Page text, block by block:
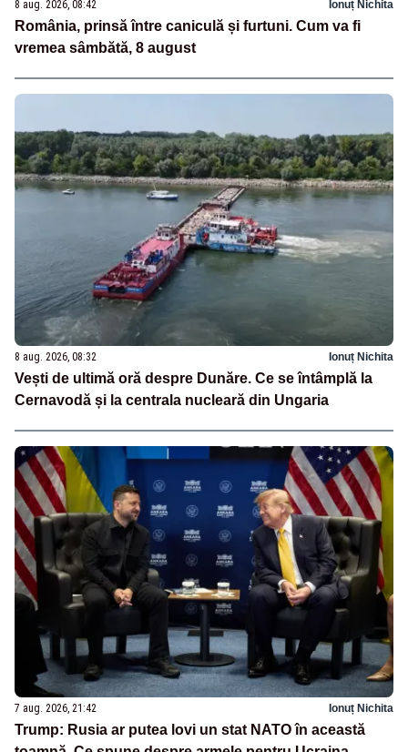
8 aug. 2026, 08:42 Ionuț Nichita
România, prinsă între caniculă și furtuni. Cum va fi
vremea sâmbătă, 8 august
8 aug. 2026, 08:32 Ionuț Nichita
Vești de ultimă oră despre Dunăre. Ce se întâmplă la
Cernavodă și la centrala nucleară din Ungaria
7 aug. 2026, 21:42 Ionuț Nichita
Trump: Rusia ar putea lovi un stat NATO în această